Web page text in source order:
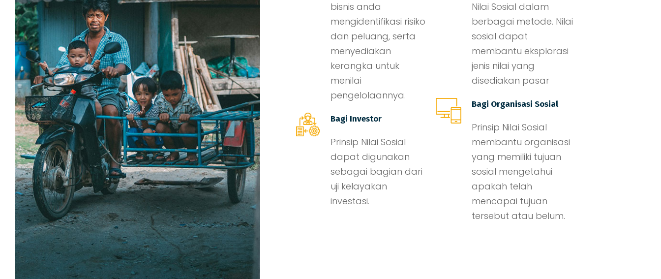
bisnis anda
mengidentifikasi risiko
dan peluang, serta
menyediakan
kerangka untuk
menilai
pengelolaannya.
Bagi Investor
Prinsip Nilai Sosial
dapat digunakan
sebagai bagian dari
uji kelayakan
investasi.
Nilai Sosial dalam
berbagai metode. Nilai
sosial dapat
membantu eksplorasi
jenis nilai yang
disediakan pasar
Bagi Organisasi Sosial
Prinsip Nilai Sosial
membantu organisasi
yang memiliki tujuan
sosial mengetahui
apakah telah
mencapai tujuan
tersebut atau belum.